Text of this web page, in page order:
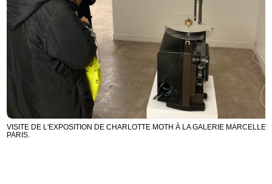
VISITE DE L'EXPOSITION DE CHARLOTTE MOTH À LA GALERIE MARCELLE
PARIS.